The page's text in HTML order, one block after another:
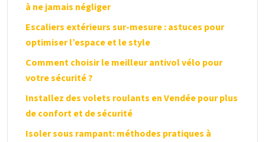
à ne jamais négliger
Escaliers extérieurs sur-mesure : astuces pour
optimiser l’espace et le style
Comment choisir le meilleur antivol vélo pour
votre sécurité ?
Installez des volets roulants en Vendée pour plus
de confort et de sécurité
Isoler sous rampant: méthodes pratiques à